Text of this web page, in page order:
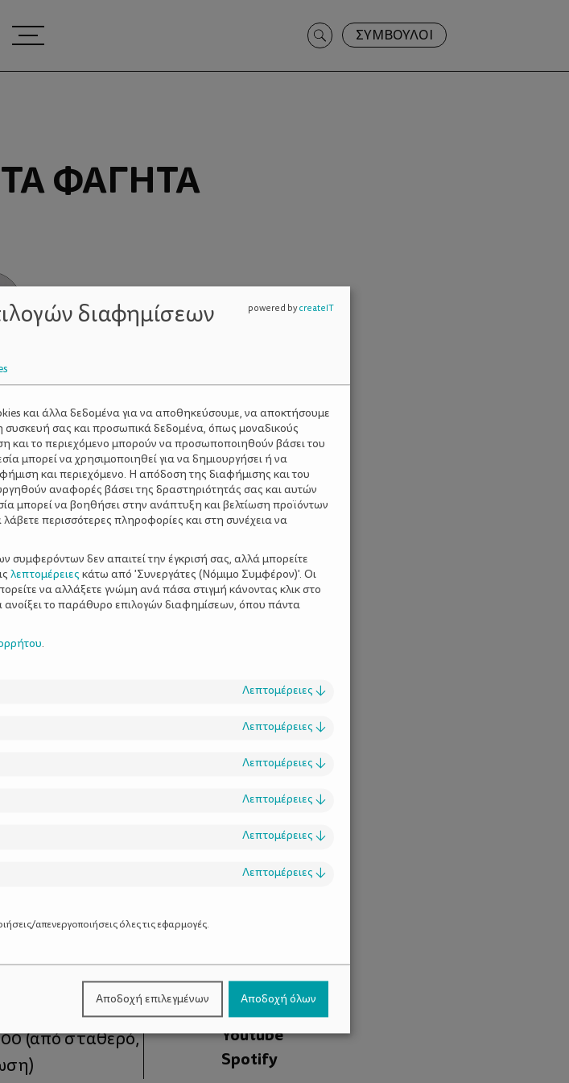
Search
for:
ΣΥΜΒΟΥΛΟΙ
ΦΑΓΗΤΆ
(από σταθερό,
Facebook
Instagram
Youtube
Spotify
διαφημίσεων
και άλλα δεδομένα για να αποθηκεύσουμε, να αποκτήσουμε
σας και προσωπικά δεδομένα, όπως μοναδικούς
και το περιεχόμενο μπορούν να προσωποποιηθούν βάσει του
μπορεί να χρησιμοποιηθεί για να δημιουργήσει ή να
και περιεχόμενο. Η απόδοση της διαφήμισης και του
αναφορές βάσει της δραστηριότητάς σας και αυτών
μπορεί να βοηθήσει στην ανάπτυξη και βελτίωση προϊόντων
περισσότερες πληροφορίες και στη συνέχεια να
συμφερόντων δεν απαιτεί την έγκρισή σας, αλλά μπορείτε
λεπτομέρειες κάτω από 'Συνεργάτες (Νόμιμο Συμφέρον)'. Οι
να αλλάξετε γνώμη ανά πάσα στιγμή κάνοντας κλικ στο
ανοίξει το παράθυρο επιλογών διαφημίσεων, όπου πάντα
.
Λεπτομέρειες ↓
Λεπτομέρειες ↓
Λεπτομέρειες ↓
Λεπτομέρειες ↓
Λεπτομέρειες ↓
Λεπτομέρειες ↓
απενεργοποιήσεις όλες τις εφαρμογές.
Αποδοχή επιλεγμένων Αποδοχή όλων
powered bycreateIT